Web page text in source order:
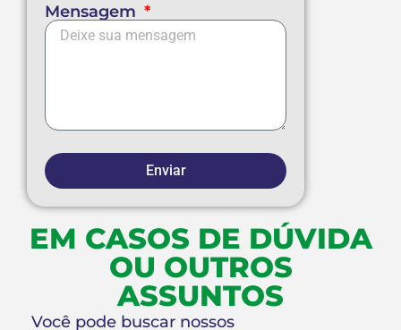
Mensagem
Enviar
EM CASOS DE DÚVIDA
OU OUTROS
ASSUNTOS
Você pode buscar nossos